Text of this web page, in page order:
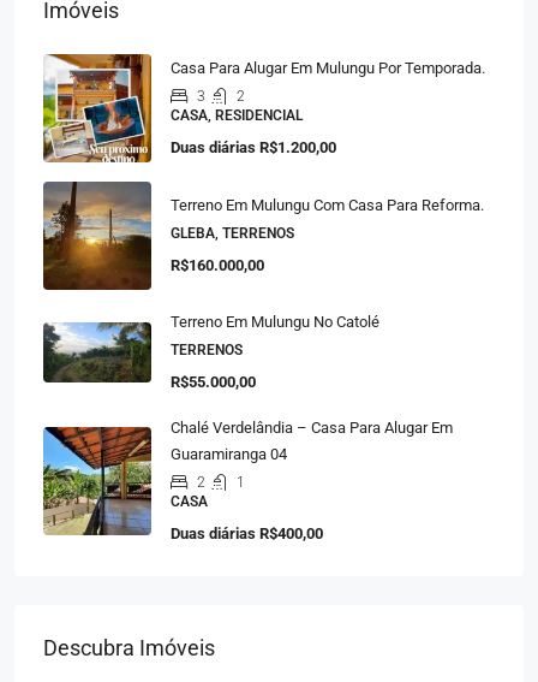
Imóveis
Casa Para Alugar Em Mulungu Por Temporada.
3
2
CASA, RESIDENCIAL
Duas diárias R$1.200,00
Terreno Em Mulungu Com Casa Para Reforma.
GLEBA, TERRENOS
R$160.000,00
Terreno Em Mulungu No Catolé
TERRENOS
R$55.000,00
Chalé Verdelândia – Casa Para Alugar Em
Guaramiranga 04
2
1
CASA
Duas diárias R$400,00
Descubra Imóveis